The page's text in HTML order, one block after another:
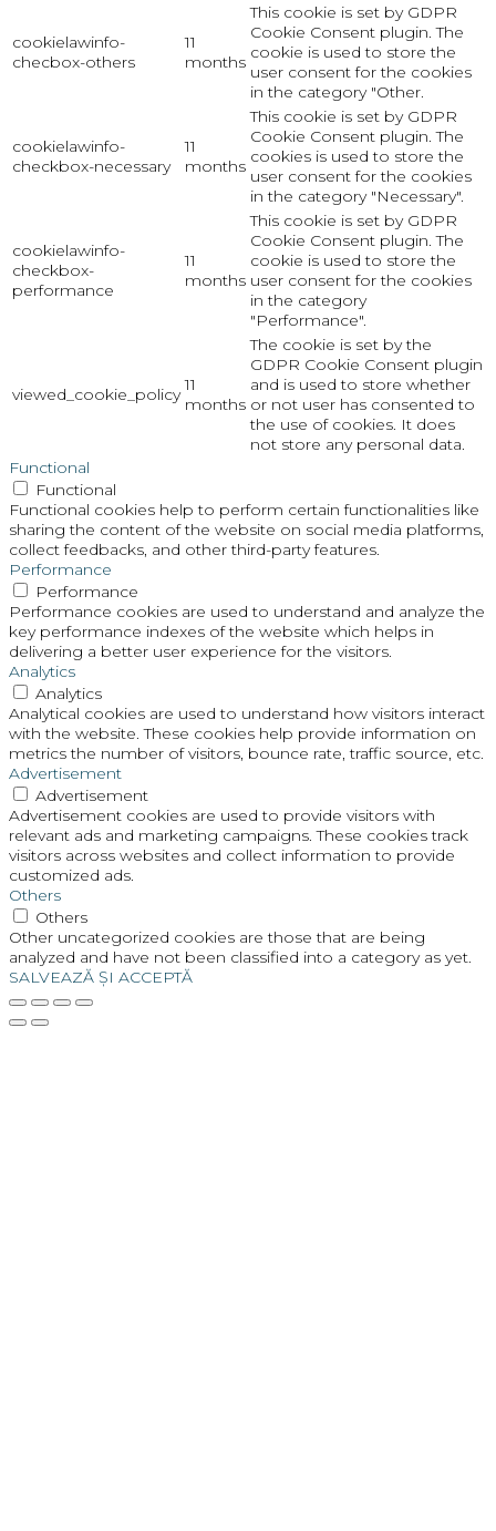
cookielawinfo-
checbox-others
11
months
This cookie is set by GDPR
Cookie Consent plugin. The
cookie is used to store the
user consent for the cookies
in the category "Other.
cookielawinfo-
checkbox-necessary
11
months
This cookie is set by GDPR
Cookie Consent plugin. The
cookies is used to store the
user consent for the cookies
in the category "Necessary".
cookielawinfo-
checkbox-
performance
11
months
This cookie is set by GDPR
Cookie Consent plugin. The
cookie is used to store the
user consent for the cookies
in the category
"Performance".
viewed_cookie_policy 11
months
The cookie is set by the
GDPR Cookie Consent plugin
and is used to store whether
or not user has consented to
the use of cookies. It does
not store any personal data.
Functional
Functional
Functional cookies help to perform certain functionalities like
sharing the content of the website on social media platforms,
collect feedbacks, and other third-party features.
Performance
Performance
Performance cookies are used to understand and analyze the
key performance indexes of the website which helps in
delivering a better user experience for the visitors.
Analytics
Analytics
Analytical cookies are used to understand how visitors interact
with the website. These cookies help provide information on
metrics the number of visitors, bounce rate, traffic source, etc.
Advertisement
Advertisement
Advertisement cookies are used to provide visitors with
relevant ads and marketing campaigns. These cookies track
visitors across websites and collect information to provide
customized ads.
Others
Others
Other uncategorized cookies are those that are being
analyzed and have not been classified into a category as yet.
SALVEAZĂ ȘI ACCEPTĂ